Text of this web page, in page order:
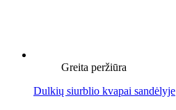
Greita peržiūra
Dulkių siurblio kvapai sandėlyje